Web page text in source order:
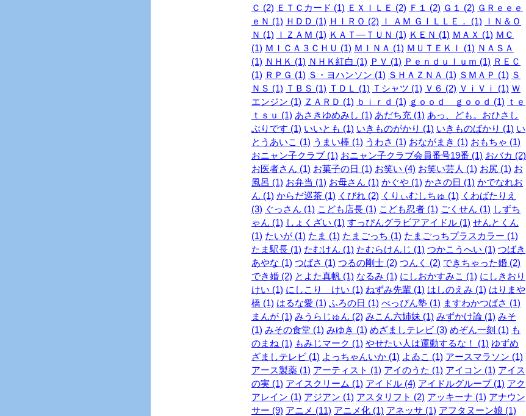
Ｃ (2) ＥＴＣカード (1) ＥＸＩＬＥ (2) Ｆ１ (2) Ｇ１ (2) ＧＲｅｅｅ
ｅＮ (1) ＨＤＤ (1) ＨＩＲＯ (2) Ｉ ＡＭ ＧＩＬＬＥ． (1)
ＩＮ＆Ｏ
Ｎ (1)
ＩＺＡＭ (1) ＫＡＴ―ＴＵＮ (1) ＫＥＮ (1) ＭＡＸ (1) ＭＣ
(1) ＭＩＣＡ３ＣＨＵ (1) ＭＩＮＡ (1) ＭＵＴＥＫＩ (1) ＮＡＳＡ
(1) ＮＨＫ (1) ＮＨＫ紅白 (1) ＰＶ (1) Ｐｅｎｄｕｌｕｍ (1) ＲＥＣ
(1) ＲＰＧ (1) Ｓ・ヨハンソン (1) ＳＨＡＺＮＡ (1) ＳＭＡＰ (1) Ｓ
ＮＳ (1) ＴＢＳ (1) ＴＤＬ (1) Ｔシャツ (1) Ｖ６ (2) ＶｉＶｉ (1) Ｗ
エンジン (1) ＺＡＲＤ (1) ｂｉｒｄ (1) ｇｏｏｄ ｇｏｏｄ (1) ｔｅ
ｔｓｕ (1) あさきゆめみし (1) あだち充 (1) あっ、ども。おひさし
ぶりです (1) いいとも (1) いきものがかり (1) いきものばかり (1) い
とうあいこ (1) うまい棒 (1) うわさ (1) おながまき (1) おもちゃ (1)
おニャン子クラブ (1) おニャン子クラブ会員番号19番 (1) おバカ (2)
お医者さん (1) お菓子の日 (1) お笑い (4) お笑い芸人 (1) お尻 (1) お
風呂 (1) お弁当 (1) お母さん (1) かぐや (1) かさの日 (1) かでなれお
ん (1) からだ巡茶 (1) くびれ (2) くりぃむしちゅ (1) くわばたりえ
(3) ぐっさん (1) こども店長 (1) こども忍者 (1) ごくせん (1) しずち
ゃん (1) しょくざい (1) すっぴんグラビアアイドル (1) せんとくん
(1) たいが (1) たま (1) たまごっち (1) たまごっちプラスカラー (1)
たま駅長 (1) たむけん (1) たむらけんじ (1) つかこうへい (1) つばき
あやな (1) つばさ (1) つるの剛士 (2) つんく (2) できちゃった婚 (2)
でき婚 (2) とよた真帆 (1) なるみ (1) にしおかすみこ (1) にしきおり
けい (1) にしこり けい (1) ねずみ先輩 (1) はしのえみ (1) はりまや
橋 (1) はるな愛 (1) ふろの日 (1) べっぴん塾 (1) ますわかつばさ (1)
まんが (1) みうらじゅん (2) みこん六姉妹 (1) みずかけ論 (1) みそ
(1) みその食堂 (1) みゆき (1) めざましテレビ (3) めぞん一刻 (1) も
のまね (1) もみじマーク (1) やせたい人は運動するな！ (1) ゆずめ
ざましテレビ (1) よっちゃんいか (1) よゐこ (1) アースマラソン (1)
アース製薬 (1) アーティスト (1) アイのうた (1) アイコン (1) アイス
の実 (1) アイスクリーム (1) アイドル (4) アイドルグループ (1) アク
アレイン (1) アジアン (1) アスタリフト (2) アッキーナ (1) アナウン
サー (9) アニメ (11) アニメ化 (1) アネッサ (1) アフタヌーン娘 (1)